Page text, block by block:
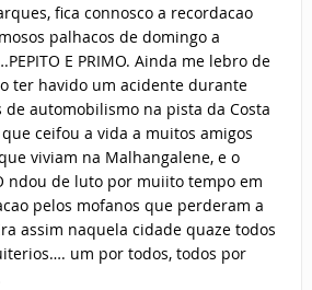
fica connosco a recordacao
palhacos de domingo a
E PRIMO. Ainda me lebro de
ter havido um acidente durante
de automobilismo na pista da Costa
ceifou a vida a muitos amigos
viviam na Malhangalene, e o
ndou de luto por muiito tempo em
pelos mofanos que perderam a
assim naquela cidade quaze todos
um por todos, todos por